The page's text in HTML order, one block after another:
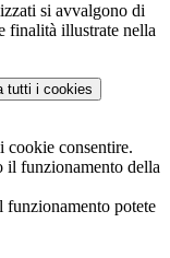
si avvalgono di
finalità illustrate nella
tutti i cookies
cookie consentire.
il funzionamento della
funzionamento potete